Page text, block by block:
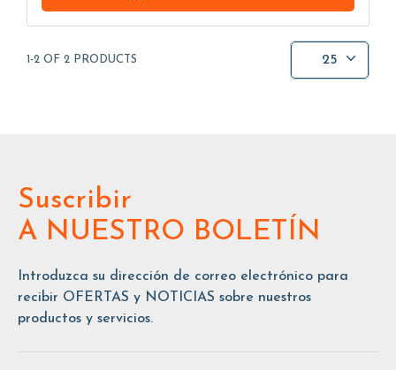
1-2 OF 2 PRODUCTS 25
Suscribir
A NUESTRO BOLETÍN
Introduzca su dirección de correo electrónico para
recibir OFERTAS y NOTICIAS sobre nuestros
productos y servicios.